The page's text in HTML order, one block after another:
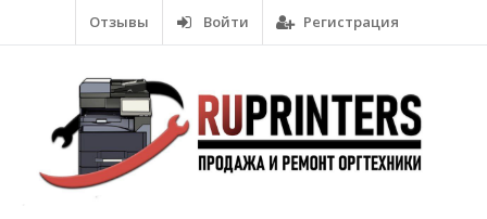
Отзывы Войти Регистрация